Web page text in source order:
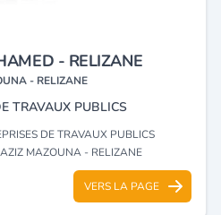
- RELIZANE
- RELIZANE
TRAVAUX PUBLICS
DE TRAVAUX PUBLICS
MAZOUNA - RELIZANE
VERS LA PAGE